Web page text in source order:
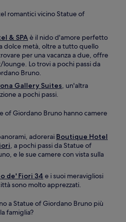
romantici vicino Statue of
& SPAè il nido d'amore perfetto
dolce metà, oltre a tutto quello
per una vacanza a due, offre
lounge. Lo trovi a pochi passi da
Bruno.
Gallery Suites, un'altra
a pochi passi.
of Giordano Bruno hanno camere
adorerai Boutique Hotel
, a pochi passi da Statue of
e le sue camere con vista sulla
de' Fiori 34 e i suoi meravigliosi
sono molto apprezzati.
a Statue of Giordano Bruno più
famiglia?